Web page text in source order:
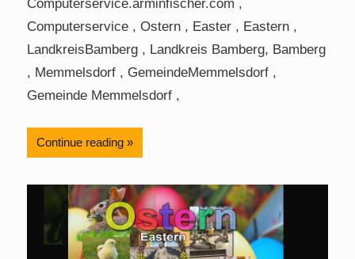
Computerservice.arminfischer.com ,
Computerservice , Ostern , Easter , Eastern ,
LandkreisBamberg , Landkreis Bamberg, Bamberg
, Memmelsdorf , GemeindeMemmelsdorf ,
Gemeinde Memmelsdorf ,
Continue reading